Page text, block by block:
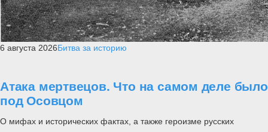
6 августа 2026Битва за историю
Атака мертвецов. Что на самом деле было
под Осовцом
О мифах и исторических фактах, а также героизме русских